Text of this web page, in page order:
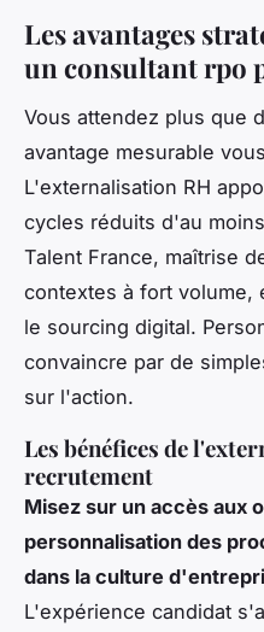
Les avantages
un consultant rpo
Vous attendez plus que
avantage mesurable
L'externalisation RH
cycles réduits d'au
Talent France, maîtrise
contextes à fort volume,
le sourcing digital.
convaincre par de
sur l'action.
Les bénéfices de
recrutement
Misez sur un accès aux
personnalisation des
dans la culture
L'expérience candidat